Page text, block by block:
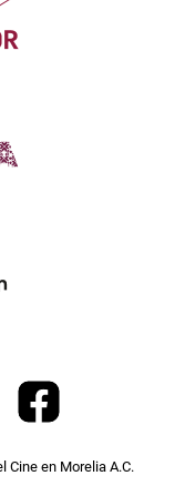
Cine en Morelia A.C.